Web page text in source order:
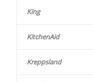
King
KitchenAid
Kreppsland